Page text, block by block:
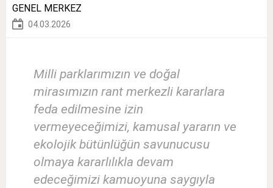
GENEL MERKEZ
04.03.2026
Milli parklarımızın ve doğal
mirasımızın rant merkezli kararlara
feda edilmesine izin
vermeyeceğimizi, kamusal yararın ve
ekolojik bütünlüğün savunucusu
olmaya kararlılıkla devam
edeceğimizi kamuoyuna saygıyla